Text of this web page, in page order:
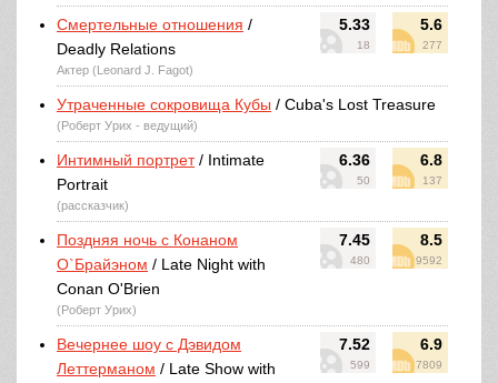
5.33
18
5.6
277
Смертельные отношения /
Deadly Relations
Актер (Leonard J. Fagot)
Утраченные сокровища Кубы / Cuba's Lost Treasure
(Роберт Урих - ведущий)
6.36
50
6.8
137
Интимный портрет/ Intimate
Portrait
(рассказчик)
7.45
480
8.5
9592
Поздняя ночь с Конаном
О`Брайэном / Late Night with
Conan O'Brien
(Роберт Урих)
7.52
599
6.9
7809
Вечернее шоу с Дэвидом
Леттерманом / Late Show with